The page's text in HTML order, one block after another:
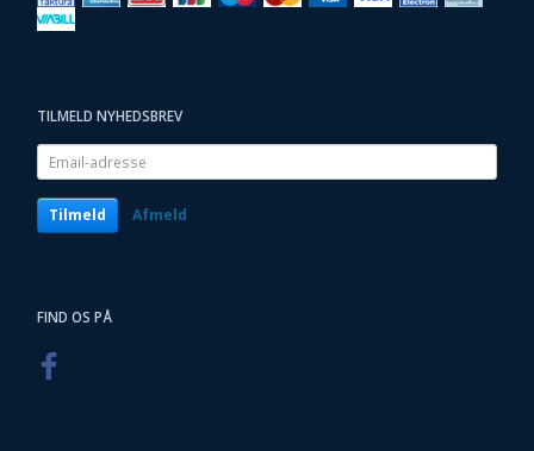
TILMELD NYHEDSBREV
Email-
adresse
Tilmeld Afmeld
FIND OS PÅ